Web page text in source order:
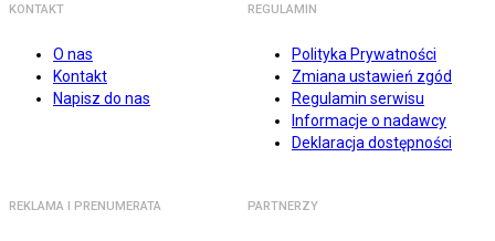
KONTAKT
O nas
Kontakt
Napisz do nas
REGULAMIN
Polityka Prywatności
Zmiana ustawień zgód
Regulamin serwisu
Informacje o nadawcy
Deklaracja dostępności
REKLAMA I PRENUMERATA PARTNERZY